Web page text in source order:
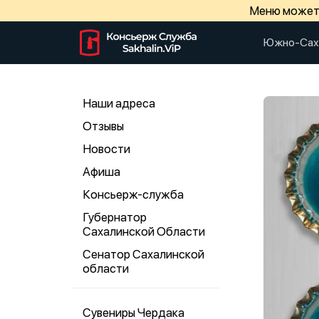
Меню может
Южно-
Наши адреса
Отзывы
Новости
Афиша
Консьерж-служба
Губернатор
Сахалинской Области
Сенатор Сахалинской
области
Сувениры Чердака